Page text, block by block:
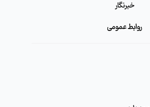
خبرنگار
روابط عمومی